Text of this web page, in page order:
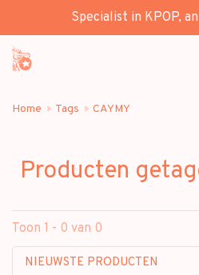
Specialist in KPOP,
Home Tags CAYMY
Producten
Toon 1 - 0 van 0
NIEUWSTE PRODUCTEN